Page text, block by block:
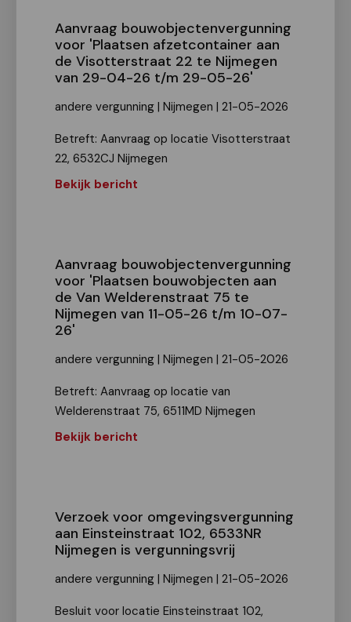
Aanvraag bouwobjectenvergunning
voor 'Plaatsen afzetcontainer aan
de Visotterstraat 22 te Nijmegen
van 29-04-26 t/m 29-05-26'
andere vergunning | Nijmegen | 21-05-2026
Betreft: Aanvraag op locatie Visotterstraat
22, 6532CJ Nijmegen
Bekijk bericht
Aanvraag bouwobjectenvergunning
voor 'Plaatsen bouwobjecten aan
de Van Welderenstraat 75 te
Nijmegen van 11-05-26 t/m 10-07-
26'
andere vergunning | Nijmegen | 21-05-2026
Betreft: Aanvraag op locatie van
Welderenstraat 75, 6511MD Nijmegen
Bekijk bericht
Verzoek voor omgevingsvergunning
aan Einsteinstraat 102, 6533NR
Nijmegen is vergunningsvrij
andere vergunning | Nijmegen | 21-05-2026
Besluit voor locatie Einsteinstraat 102,